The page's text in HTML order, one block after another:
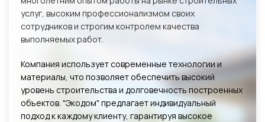
услуг, высоким профессионализмом своих
сотрудников и строгим контролем качества
выполняемых работ.
Компания использует современные технологии и
материалы, что позволяет обеспечить высокий
уровень строительства и долговечность построенных
объектов. "Экодом" предлагает индивидуальный
подход к каждому клиенту, гарантируя высокое